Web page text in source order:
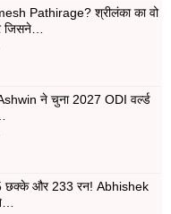
Pathirage? श्रीलंका का वो
जिसने…
ने चुना 2027 ODI वर्ल्ड
छक्के और 233 रन! Abhishek